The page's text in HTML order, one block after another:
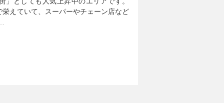
えていて、スーパーやチェーン店など